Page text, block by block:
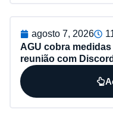
agosto 7, 2026
AGU cobra
reunião com Discord